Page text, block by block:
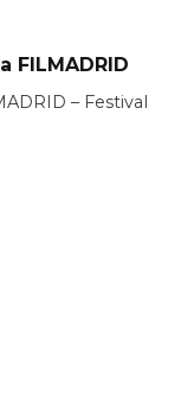
FILMADRID
– Festival